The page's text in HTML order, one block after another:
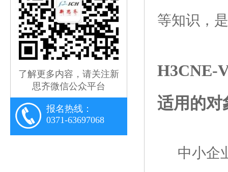
了解更多内容，请关注新
思齐微信公众平台
报名热线：
0371-63697068
等知识，
H3CNE-
适用的对
中小企